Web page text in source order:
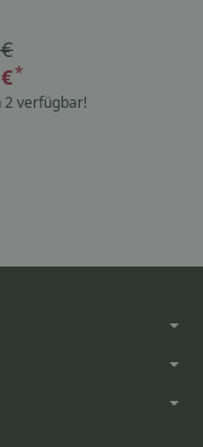
€*
2 verfügbar!